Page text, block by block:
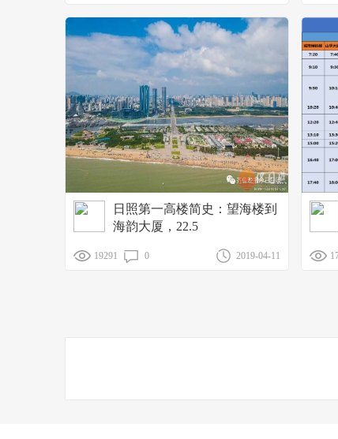
日照第一高楼简史：望海楼到
海韵大厦，22.5
19291 0 2019-04-11